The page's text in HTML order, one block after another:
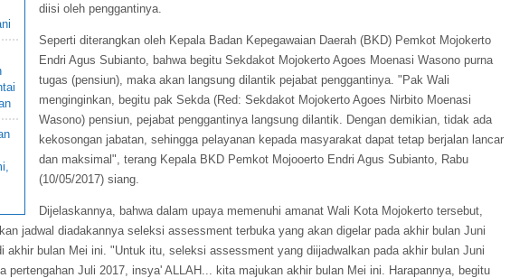
diisi oleh penggantinya.
Seperti diterangkan oleh Kepala Badan Kepegawaian Daerah (BKD) Pemkot Mojokerto
Endri Agus Subianto, bahwa begitu Sekdakot Mojokerto Agoes Moenasi Wasono purna
tugas (pensiun), maka akan langsung dilantik pejabat penggantinya. "Pak Wali
menginginkan, begitu pak Sekda (Red: Sekdakot Mojokerto Agoes Nirbito Moenasi
Wasono) pensiun, pejabat penggantinya langsung dilantik. Dengan demikian, tidak ada
kekosongan jabatan, sehingga pelayanan kepada masyarakat dapat tetap berjalan lancar
dan maksimal", terang Kepala BKD Pemkot Mojooerto Endri Agus Subianto, Rabu
(10/05/2017) siang.
Dijelaskannya, bahwa dalam upaya memenuhi amanat Wali Kota Mojokerto tersebut,
jadwal diadakannya seleksi assessment terbuka yang akan digelar pada akhir bulan Juni
akhir bulan Mei ini. "Untuk itu, seleksi assessment yang diijadwalkan pada akhir bulan Juni
pertengahan Juli 2017, insya' ALLAH... kita majukan akhir bulan Mei ini. Harapannya, begitu